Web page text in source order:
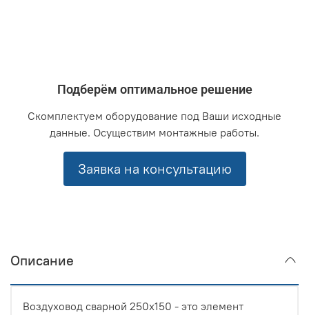
Подберём оптимальное решение
Скомплектуем оборудование под Ваши исходные
данные. Осуществим монтажные работы.
Заявка на консультацию
Описание
Воздуховод сварной 250x150 - это элемент